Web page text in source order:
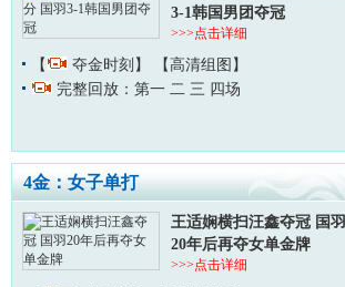
3-1韩国男团夺冠
>>>点击详细
【 夺金时刻】
【高清组图】
完整回放：第一 二 三 四场
4金：女子单打
王适娴横扫汪鑫夺冠 国羽
20年后再夺女单金牌
>>>点击详细